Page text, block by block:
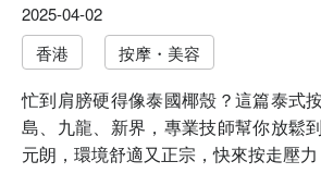
2025-04-02
香港
按摩・美容
忙到肩膀硬得像泰國椰殼？這篇泰式
島、九龍、新界，專業技師幫你放鬆
元朗，環境舒適又正宗，快來按走壓力